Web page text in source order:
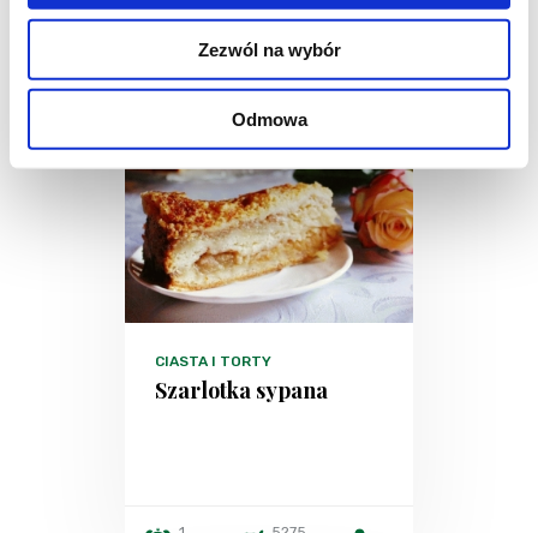
Zezwól na wybór
Odmowa
CIASTA I TORTY
Szarlotka sypana